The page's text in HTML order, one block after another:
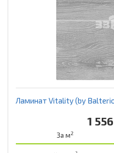
Ламинат Vitality (by
1
За м2